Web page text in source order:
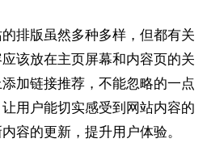
版虽然多种多样，但都有关
该放在主页屏幕和内容页的关
加链接推荐，不能忽略的一点
用户能切实感受到网站内容的
容的更新，提升用户体验。